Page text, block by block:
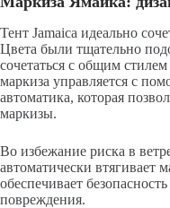
Тент Jamaica идеально
Цвета были тщательно
сочетаться с общим
маркиза управляется с
автоматика, которая
маркизы.
Во избежание риска в
автоматически втягивает
обеспечивает
повреждения.